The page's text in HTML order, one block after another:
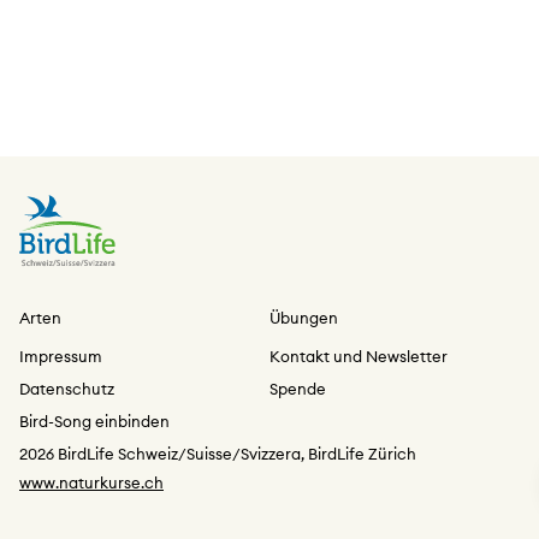
Arten
Übungen
Impressum
Kontakt und Newsletter
Datenschutz
Spende
Bird-Song einbinden
2026 BirdLife Schweiz/Suisse/Svizzera, BirdLife Zürich
www.naturkurse.ch